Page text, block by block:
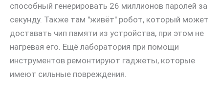
способный генерировать 26 миллионов паролей за
секунду. Также там "живёт" робот, который может
доставать чип памяти из устройства, при этом не
нагревая его. Ещё лаборатория при помощи
инструментов ремонтируют гаджеты, которые
имеют сильные повреждения.